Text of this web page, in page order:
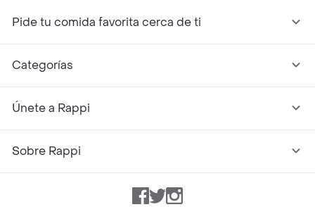
Pide tu comida favorita cerca de ti
Categorías
Únete a Rappi
Sobre Rappi
Facebook
TwitterInstagram